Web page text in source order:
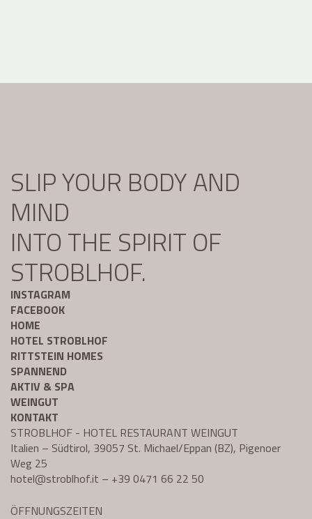
SLIP YOUR BODY AND
MIND
INTO THE SPIRIT OF
STROBLHOF.
INSTAGRAM
FACEBOOK
HOME
HOTEL STROBLHOF
RITTSTEIN HOMES
SPANNEND
AKTIV & SPA
WEINGUT
KONTAKT
STROBLHOF - HOTEL RESTAURANT WEINGUT
Italien – Südtirol, 39057 St. Michael/Eppan (BZ), Pigenoer
Weg 25
hotel@stroblhof.it – +39 0471 66 22 50
ÖFFNUNGSZEITEN